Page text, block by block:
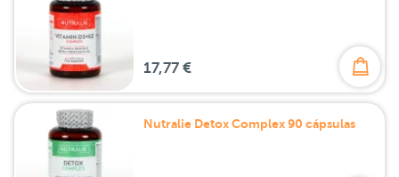
17,77 €
Nutralie Detox Complex 90 cápsulas